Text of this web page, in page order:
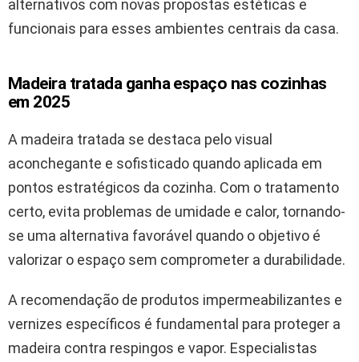
alternativos com novas propostas estéticas e
funcionais para esses ambientes centrais da casa.
Madeira tratada ganha espaço nas cozinhas
em 2025
A madeira tratada se destaca pelo visual
aconchegante e sofisticado quando aplicada em
pontos estratégicos da cozinha. Com o tratamento
certo, evita problemas de umidade e calor, tornando-
se uma alternativa favorável quando o objetivo é
valorizar o espaço sem comprometer a durabilidade.
A recomendação de produtos impermeabilizantes e
vernizes específicos é fundamental para proteger a
madeira contra respingos e vapor. Especialistas